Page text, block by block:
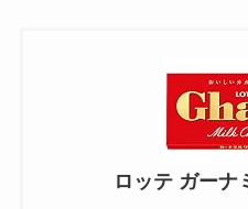
ロッテ ガーナ